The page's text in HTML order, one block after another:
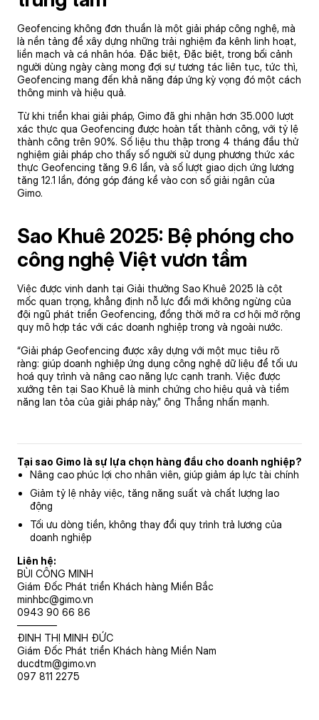
Geofencing không đơn thuần là một giải pháp công nghệ, mà
là nền tảng để xây dựng những trải nghiệm đa kênh linh hoạt,
liền mạch và cá nhân hóa. Đặc biệt, Đặc biệt, trong bối cảnh
người dùng ngày càng mong đợi sự tương tác liên tục, tức thì,
Geofencing mang đến khả năng đáp ứng kỳ vọng đó một cách
thông minh và hiệu quả.
Từ khi triển khai giải pháp, Gimo đã ghi nhận hơn 35.000 lượt
xác thực qua Geofencing được hoàn tất thành công, với tỷ lệ
thành công trên 90%. Số liệu thu thập trong 4 tháng đầu thử
nghiệm giải pháp cho thấy số người sử dụng phương thức xác
thực Geofencing tăng 9.6 lần, và số lượt giao dịch ứng lương
tăng 12.1 lần, đóng góp đáng kể vào con số giải ngân của
Gimo.
Sao Khuê 2025: Bệ phóng cho
công nghệ Việt vươn tầm
Việc được vinh danh tại Giải thưởng Sao Khuê 2025 là cột
mốc quan trọng, khẳng định nỗ lực đổi mới không ngừng của
đội ngũ phát triển Geofencing, đồng thời mở ra cơ hội mở rộng
quy mô hợp tác với các doanh nghiệp trong và ngoài nước.
“Giải pháp Geofencing được xây dựng với một mục tiêu rõ
ràng: giúp doanh nghiệp ứng dụng công nghệ dữ liệu để tối ưu
hoá quy trình và nâng cao năng lực cạnh tranh. Việc được
xướng tên tại Sao Khuê là minh chứng cho hiệu quả và tiềm
năng lan tỏa của giải pháp này,” ông Thắng nhấn mạnh.
Tại sao Gimo là sự lựa chọn hàng đầu cho doanh nghiệp?
Nâng cao phúc lợi cho nhân viên, giúp giảm áp lực tài chính
Giảm tỷ lệ nhảy việc, tăng năng suất và chất lượng lao
động
Tối ưu dòng tiền, không thay đổi quy trình trả lương của
doanh nghiệp
Liên hệ:
BÙI CÔNG MINH
Giám Đốc Phát triển Khách hàng Miền Bắc
minhbc@gimo.vn
0943 90 66 86
————
ĐINH THỊ MINH ĐỨC
Giám Đốc Phát triển Khách hàng Miền Nam
ducdtm@gimo.vn
097 811 2275